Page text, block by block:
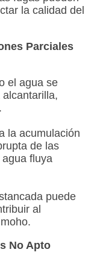
la calidad del
Parciales
el agua se
la acumulación
de las
fluya
puede
al
No Apto